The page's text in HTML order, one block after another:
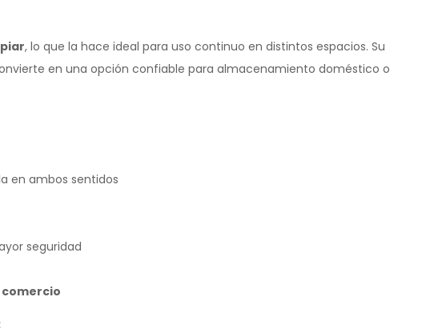
, lo que la hace ideal para uso continuo en distintos espacios. Su
en una opción confiable para almacenamiento doméstico o
en ambos sentidos
seguridad